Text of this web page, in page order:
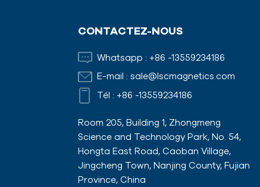
Aimants de
coffrage avec
CONTACTEZ-NOUS
Whatsapp : +86 -13559234186
E-mail : sale@lscmagnetics.com
Tél : +86 -13559234186
Room 205, Building 1, Zhongmeng
Science and Technology Park, No. 54,
Hongta East Road, Caoban Village,
Jingcheng Town, Nanjing County, Fujian
Province, China